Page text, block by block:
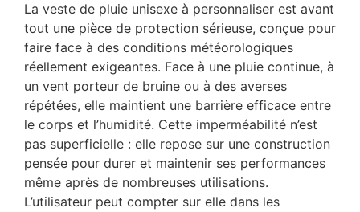
La veste de pluie unisexe à personnaliser est avant
tout une pièce de protection sérieuse, conçue pour
faire face à des conditions météorologiques
réellement exigeantes. Face à une pluie continue, à
un vent porteur de bruine ou à des averses
répétées, elle maintient une barrière efficace entre
le corps et l’humidité. Cette imperméabilité n’est
pas superficielle : elle repose sur une construction
pensée pour durer et maintenir ses performances
même après de nombreuses utilisations.
L’utilisateur peut compter sur elle dans les